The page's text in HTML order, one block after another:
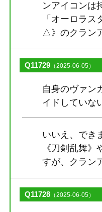
ンアイコンは
「オーロラ
△》のクラン
Q11729 （2025-06-05）
自身のヴァン
イドしていな
いいえ、でき
《刀剣乱舞
すが、クラン
Q11728 （2025-06-05）